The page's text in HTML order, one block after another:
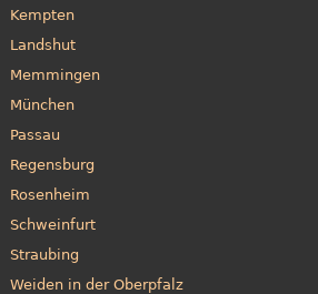
Kempten
Landshut
Memmingen
München
Passau
Regensburg
Rosenheim
Schweinfurt
Straubing
Weiden in der Oberpfalz